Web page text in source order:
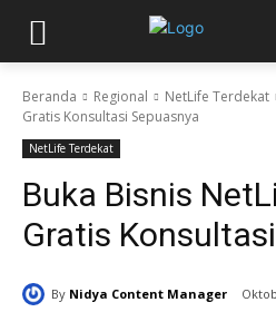
Beranda Regional NetLife Terdekat
Gratis Konsultasi Sepuasnya
NetLife Terdekat
Buka Bisnis
Gratis
By Nidya Content Manager